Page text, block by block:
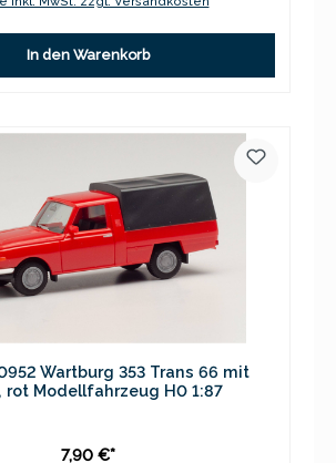
In den Warenkorb
Wartburg 353 Trans 66 mit
rot Modellfahrzeug H0 1:87
7,90 €*